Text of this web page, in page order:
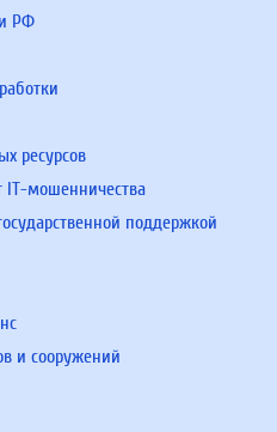
РФ
ресурсов
IT-мошенничества
поддержкой
и сооружений